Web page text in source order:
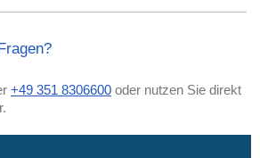
+49 351 8306600 oder nutzen Sie direkt